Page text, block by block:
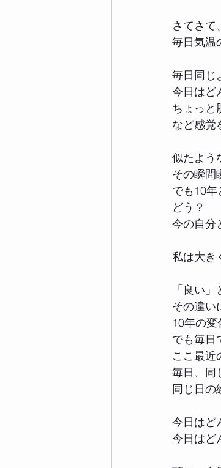
さてさて
毎日気温
毎日同じ
今日はど
ちょっと
など感覚
似たよう
その瞬間
でも10年
どう？
今の自分
私は大き
「良い
その違い
10年の変
でも毎日
ここ最近
毎日、同
同じ日の
今日はど
今日はど